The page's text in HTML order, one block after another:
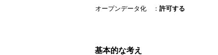
オープンデータ化
： 許可する
基本的な考え